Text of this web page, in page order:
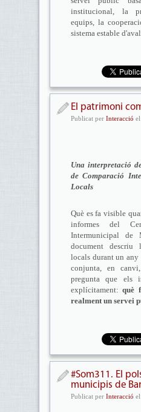
institucional, la
equips, la
sistema estable
El patrimoni
Publicat per Interacció
Una interpretació
de Comparació
Locals
Què es fa visible
informes del
Intermunicipal de
document descriu
locals durant un any
conjunta, en
pregunta que els
explícitament:què
realment un servei
#Som311. El
municipis de
Publicat per Interacció